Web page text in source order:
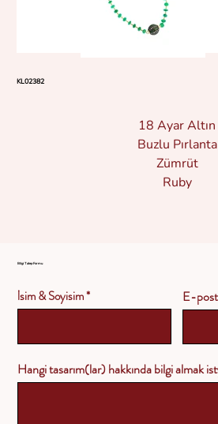
KL02382
18 Ayar Altın
Buzlu Pırlanta
Zümrüt
Ruby
Bilgi Talep Formu
İsim & Soyisim E-
Hangi tasarım(lar) hakkında bilgi almak